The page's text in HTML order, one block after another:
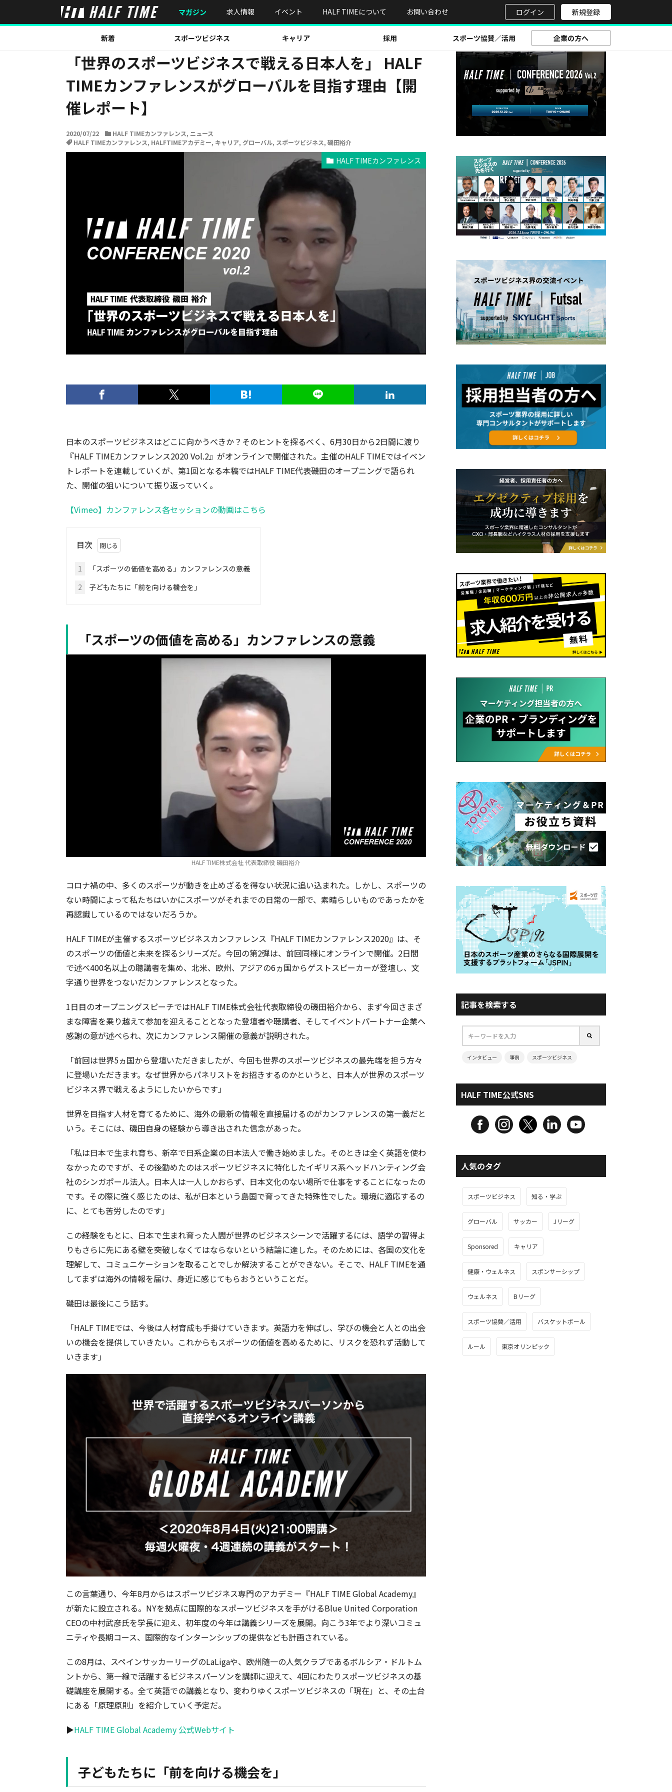
マガジン 求人情報 イベント HALF TIMEについて お問い合わせ ログイン 新規登録
新着 スポーツビジネス キャリア 採用 スポーツ協賛／活用 企業の方へ
HOME ニュース HALF TIMEカンファレンス 「世界のスポーツビジネスで戦える日本人を」 HALF TIMEカンファレンスがグローバルを目指す理由【開催レポート】
「世界のスポーツビジネスで戦える日本人を」 HALF
TIMEカンファレンスがグローバルを目指す理由【開
催レポート】
2020/07/22 HALF TIMEカンファレンス, ニュース
HALF TIMEカンファレンス, HALFTIMEアカデミー, キャリア, グローバル, スポーツビジネス, 磯田裕介
HALF TIMEカンファレンス
日本のスポーツビジネスはどこに向かうべきか？そのヒントを探るべく、6月30日から2日間に渡り
『HALF TIMEカンファレンス2020 Vol.2』がオンラインで開催された。主催のHALF TIMEではイベン
トレポートを連載していくが、第1回となる本稿ではHALF TIME代表磯田のオープニングで語られ
た、開催の狙いについて振り返っていく。
【Vimeo】カンファレンス各セッションの動画はこちら
目次
1
「スポーツの価値を高める」カンファレンスの意義
2
子どもたちに「前を向ける機会を」
「スポーツの価値を高める」カンファレンスの意義
HALF TIME株式会社 代表取締役 磯田裕介
コロナ禍の中、多くのスポーツが動きを止めざるを得ない状況に追い込まれた。しかし、スポーツの
ない時間によって私たちはいかにスポーツがそれまでの日常の一部で、素晴らしいものであったかを
再認識しているのではないだろうか。
HALF TIMEが主催するスポーツビジネスカンファレンス『HALF TIMEカンファレンス2020』は、そ
のスポーツの価値と未来を探るシリーズだ。今回の第2弾は、前回同様にオンラインで開催。2日間
で述べ400名以上の聴講者を集め、北米、欧州、アジアの6ヵ国からゲストスピーカーが登壇し、文
字通り世界をつないだカンファレンスとなった。
1日目のオープニングスピーチではHALF TIME株式会社代表取締役の磯田裕介から、まず今回さまざ
まな障害を乗り越えて参加を迎えることとなった登壇者や聴講者、そしてイベントパートナー企業へ
感謝の意が述べられ、次にカンファレンス開催の意義が説明された。
「前回は世界5ヵ国から登壇いただきましたが、今回も世界のスポーツビジネスの最先端を担う方々
に登場いただきます。なぜ世界からパネリストをお招きするのかというと、日本人が世界のスポーツ
ビジネス界で戦えるようにしたいからです」
世界を目指す人材を育てるために、海外の最新の情報を直接届けるのがカンファレンスの第一義だと
いう。そこには、磯田自身の経験から導き出された信念があった。
「私は日本で生まれ育ち、新卒で日系企業の日本法人で働き始めました。そのときは全く英語を使わ
なかったのですが、その後勤めたのはスポーツビジネスに特化したイギリス系ヘッドハンティング会
社のシンガポール法人。日本人は一人しかおらず、日本文化のない場所で仕事をすることになったの
です。その際に強く感じたのは、私が日本という島国で育ってきた特殊性でした。環境に適応するの
に、とても苦労したのです」
この経験をもとに、日本で生まれ育った人間が世界のビジネスシーンで活躍するには、語学の習得よ
りもさらに先にある壁を突破しなくてはならないという結論に達した。そのためには、各国の文化を
理解して、コミュニケーションを取ることでしか解決することができない。そこで、HALF TIMEを通
してまずは海外の情報を届け、身近に感じてもらおうということだ。
磯田は最後にこう話す。
「HALF TIMEでは、今後は人材育成も手掛けていきます。英語力を伸ばし、学びの機会と人との出会
いの機会を提供していきたい。これからもスポーツの価値を高めるために、リスクを恐れず活動して
いきます」
この言葉通り、今年8月からはスポーツビジネス専門のアカデミー『HALF TIME Global Academy』
が新たに設立される。NYを拠点に国際的なスポーツビジネスを手がけるBlue United Corporation
CEOの中村武彦氏を学長に迎え、初年度の今年は講義シリーズを展開。向こう3年でより深いコミュ
ニティや長期コース、国際的なインターンシップの提供なども計画されている。
この8月は、スペインサッカーリーグのLaLigaや、欧州随一の人気クラブであるボルシア・ドルトム
ントから、第一線で活躍するビジネスパーソンを講師に迎えて、4回にわたりスポーツビジネスの基
礎講座を展開する。全て英語での講義となり、変わりゆくスポーツビジネスの「現在」と、その土台
にある「原理原則」を紹介していく予定だ。
▶︎HALF TIME Global Academy 公式Webサイト
子どもたちに「前を向ける機会を」
記事を検索する
インタビュー 事例 スポーツビジネス
HALF TIME公式SNS
人気のタグ
スポーツビジネス 知る・学ぶ
グローバル サッカー Jリーグ
Sponsored キャリア
健康・ウェルネス スポンサーシップ
ウェルネス Bリーグ
スポーツ協賛／活用 バスケットボール
ルール 東京オリンピック